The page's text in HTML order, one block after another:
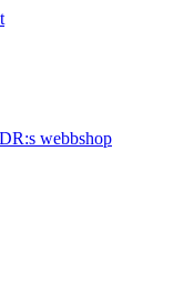
webbshop